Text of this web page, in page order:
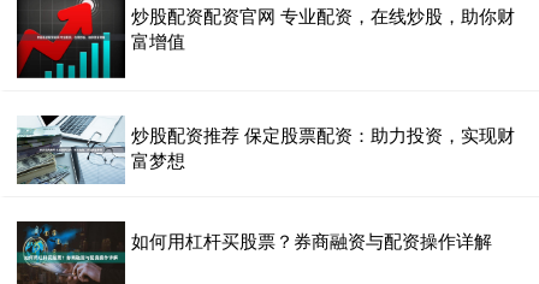
炒股配资配资官网 专业配资，在线炒股，助你财
富增值
炒股配资推荐 保定股票配资：助力投资，实现财
富梦想
如何用杠杆买股票？券商融资与配资操作详解